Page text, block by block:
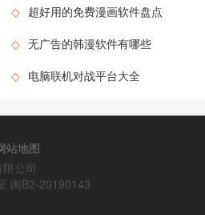
◇ 超好用的免费漫画软件盘点
◇ 无广告的韩漫软件有哪些
◇ 电脑联机对战平台大全
站地图
公司
闽B2-20190143